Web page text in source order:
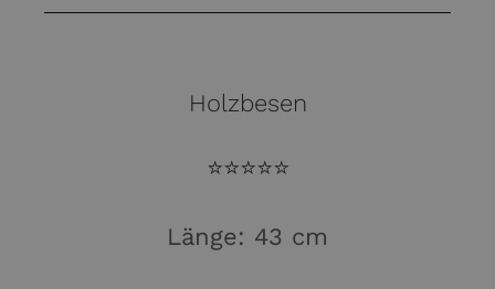
Holzbesen
⭐️⭐️⭐️⭐️⭐️
Länge: 43 cm